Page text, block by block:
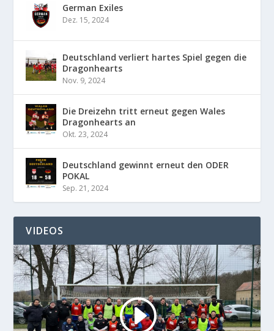
German Exiles
Dez. 15, 2024
Deutschland verliert hartes Spiel gegen die
Dragonhearts
Nov. 9, 2024
Die Dreizehn tritt erneut gegen Wales
Dragonhearts an
Okt. 23, 2024
Deutschland gewinnt erneut den ODER
POKAL
Sep. 21, 2024
VIDEOS